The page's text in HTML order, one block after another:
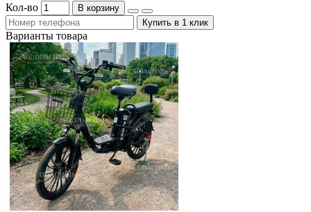
Кол-во
В корзину
Купить в 1 клик
Варианты товара